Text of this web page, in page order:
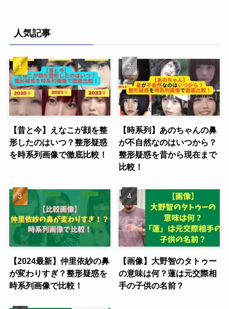
人気記事
【昔と今】えなこが顔を整
形したのはいつ？整形疑惑
を時系列画像で徹底比較！
【時系列】あのちゃんの鼻
が不自然なのはいつから？
整形疑惑を昔から現在まで
比較！
【2024最新】仲里依紗の鼻
が変わりすぎ？整形疑惑を
時系列画像で比較！
【画像】大野智のタトゥー
の意味は何？蓮は元交際相
手の子供の名前？